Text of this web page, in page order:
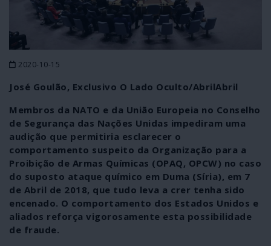
2020-10-15
José Goulão, Exclusivo O Lado Oculto/AbrilAbril
Membros da NATO e da União Europeia no Conselho
de Segurança das Nações Unidas impediram uma
audição que permitiria esclarecer o
comportamento suspeito da Organização para a
Proibição de Armas Químicas (OPAQ, OPCW) no caso
do suposto ataque químico em Duma (Síria), em 7
de Abril de 2018, que tudo leva a crer tenha sido
encenado. O comportamento dos Estados Unidos e
aliados reforça vigorosamente esta possibilidade
de fraude.